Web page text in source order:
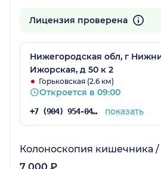
Лицензия проверена
Нижегородская обл, г
Ижорская, д 50 к 2
Горьковская (2.6 км)
Откроется в 09:00
+7 (904) 954-04-36 показать
Колоноскопия кишечника